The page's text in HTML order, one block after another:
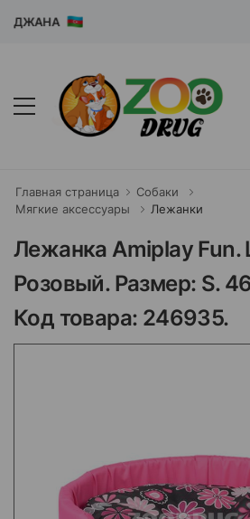
Главная страница
Собаки
Мягкие аксессуары
Лежанки
Лежанка Amiplay Fun.
Розовый. Размер: S.
Код товара: 246935.